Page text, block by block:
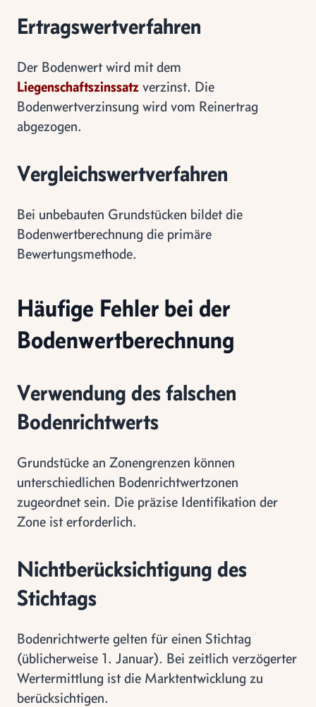
Ertragswertverfahren
Der Bodenwert wird mit dem
Liegenschaftszinssatz verzinst. Die
Bodenwertverzinsung wird vom Reinertrag
abgezogen.
Vergleichswertverfahren
Bei unbebauten Grundstücken bildet die
Bodenwertberechnung die primäre
Bewertungsmethode.
Häufige Fehler bei der
Bodenwertberechnung
Verwendung des falschen
Bodenrichtwerts
Grundstücke an Zonengrenzen können
unterschiedlichen Bodenrichtwertzonen
zugeordnet sein. Die präzise Identifikation der
Zone ist erforderlich.
Nichtberücksichtigung des
Stichtags
Bodenrichtwerte gelten für einen Stichtag
(üblicherweise 1. Januar). Bei zeitlich verzögerter
Wertermittlung ist die Marktentwicklung zu
berücksichtigen.